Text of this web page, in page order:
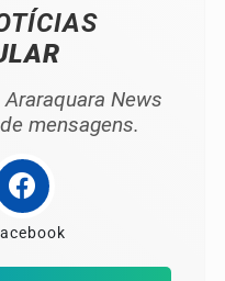
News
mensagens.